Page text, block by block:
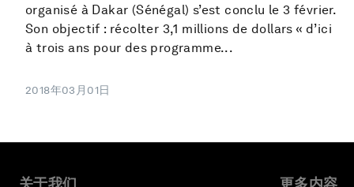
organisé à Dakar (Sénégal) s’est conclu le 3 février.
Son objectif : récolter 3,1 millions de dollars « d’ici
à trois ans pour des programme...
2018年03月01日
关于我们 更多内容